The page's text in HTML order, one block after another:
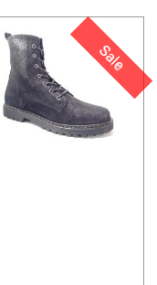
Sale